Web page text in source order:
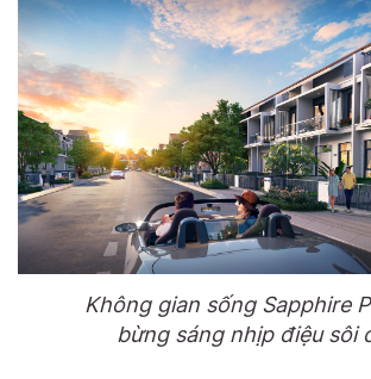
Không gian sống Sapphire
bừng sáng nhịp điệu sôi